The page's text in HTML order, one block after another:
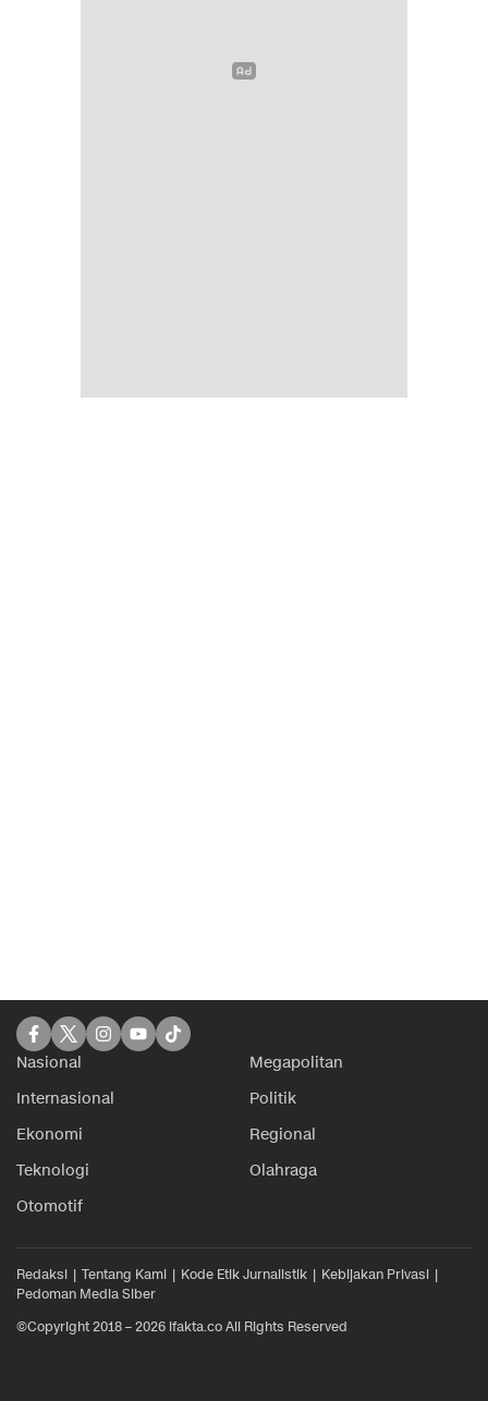
Nasional
Megapolitan
Internasional
Politik
Ekonomi
Regional
Teknologi
Olahraga
Otomotif
Redaksi Tentang Kami Kode Etik Jurnalistik
Kebijakan Privasi
Pedoman Media Siber
©Copyright 2018 – 2026 ifakta.co All Rights Reserved